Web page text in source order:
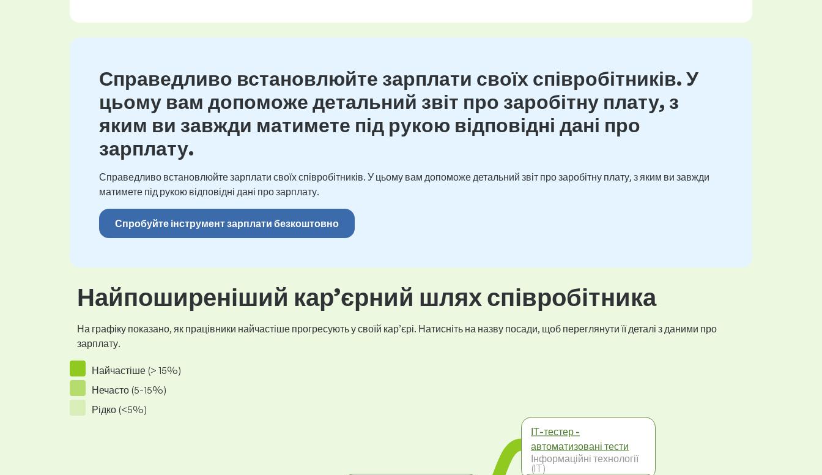
Справедливо встановлюйте зарплати своїх співробітників. У
цьому вам допоможе детальний звіт про заробітну плату, з
яким ви завжди матимете під рукою відповідні дані про
зарплату.
Справедливо встановлюйте зарплати своїх співробітників. У цьому вам допоможе детальний звіт про заробітну плату, з яким ви завжди
матимете під рукою відповідні дані про зарплату.
Спробуйте інструмент зарплати безкоштовно
Найпоширеніший кар’єрний шлях співробітника
На графіку показано, як працівники найчастіше прогресують у своїй кар’єрі. Натисніть на назву посади, щоб переглянути її деталі з даними про
зарплату.
Найчастіше (> 15%)
Нечасто (5-15%)
Рідко (<5%)
ІТ-тестер -
автоматизовані тести
Інформаційні технології
(IT)